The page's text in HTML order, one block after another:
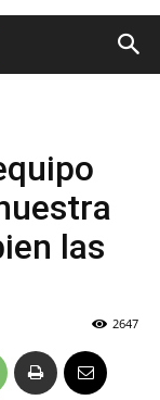
las
2647